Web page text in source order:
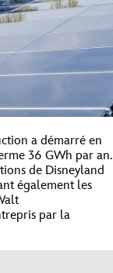
a démarré en
36 GWh par an.
de Disneyland
également les
par la